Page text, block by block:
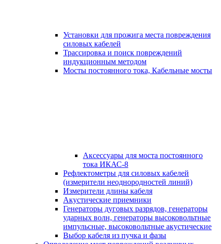
Установки для прожига места повреждения
силовых кабелей
Трассировка и поиск повреждений
индукционным методом
Мосты постоянного тока, Кабельные мосты
Аксессуары для моста постоянного
тока ИКАС-8
Рефлектометры для силовых кабелей
(измерители неоднородностей линий)
Измерители длины кабеля
Акустические приемники
Генераторы дуговых разрядов, генераторы
ударных волн, генераторы высоковольтные
импульсные, высоковольтные акустические
Выбор кабеля из пучка и фазы